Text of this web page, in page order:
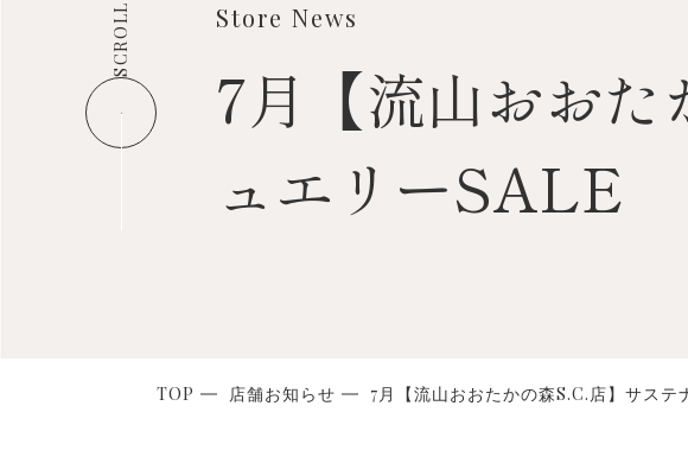
Buying
Store News
7月【流山おお
ュエリーSALE
SCROLL
TOP 店舗お知らせ 7月【流山おおたかの森S.C.店】サステ